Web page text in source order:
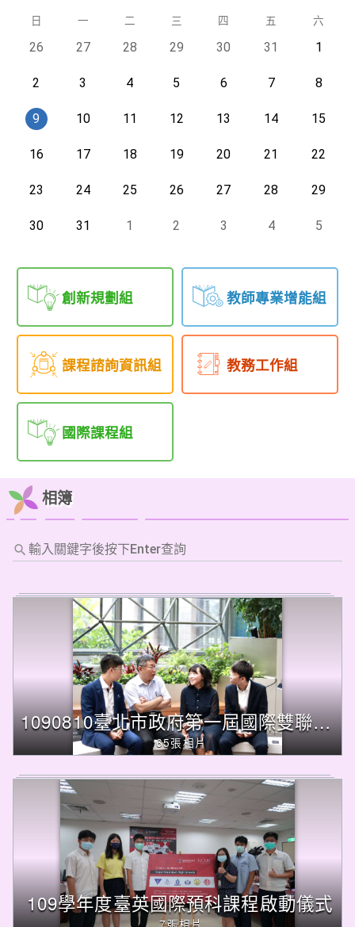
星期
日 星期
一 星期
二 星期
三 星期
四 星期
五 星期
六
今天
26 今天
27 今天
28 今天
29 今天
30 今天
31 今天
1
今天
2 今天
3 今天
4 今天
5 今天
6 今天
7 今天
8
今天
9 今天
10 今天
11 今天
12 今天
13 今天
14 今天
15
今天
16 今天
17 今天
18 今天
19 今天
20 今天
21 今天
22
今天
23 今天
24 今天
25 今天
26 今天
27 今天
28 今天
29
今天
30 今天
31 今天
1 今天
2 今天
3 今天
4 今天
5
創新規劃組 教師專業增能組
課程諮詢資訊組 教務工作組
國際課程組
相簿
輸
入
Enter
查
詢，
下
方
變
1090810臺北市政府第一屆國際雙聯畢業生餐會
65張相片
109學年度臺英國際預科課程啟動儀式